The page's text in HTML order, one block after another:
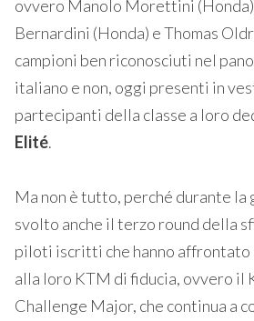
ovvero Manolo Morettini
Bernardini (Honda) e Thomas
campioni ben riconosciuti nel
italiano e non, oggi presenti in
partecipanti della classe a loro
Elité.
Ma non è tutto, perché durante la
svolto anche il terzo round della
piloti iscritti che hanno affrontato
alla loro KTM di fiducia, ovvero il
Challenge Major, che continua a